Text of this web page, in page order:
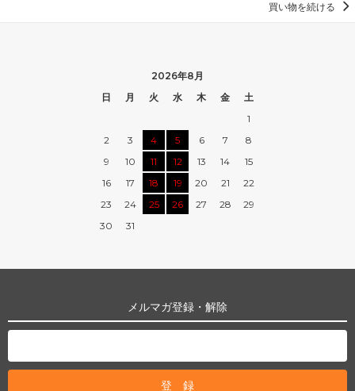
買い物を続ける
2026年8月
日
月 火 水 木 金
土
1
2
3 4 5 6 7
8
9
10 11 12 13 14
15
16
17 18 19 20 21
22
23
24 25 26 27 28
29
30
31
メルマガ登録・解除